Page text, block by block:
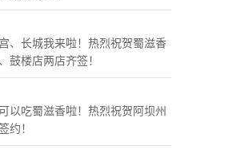
、长城我来啦！热烈祝贺蜀滋香
鼓楼店两店齐签！
以吃蜀滋香啦！热烈祝贺阿坝州
约！